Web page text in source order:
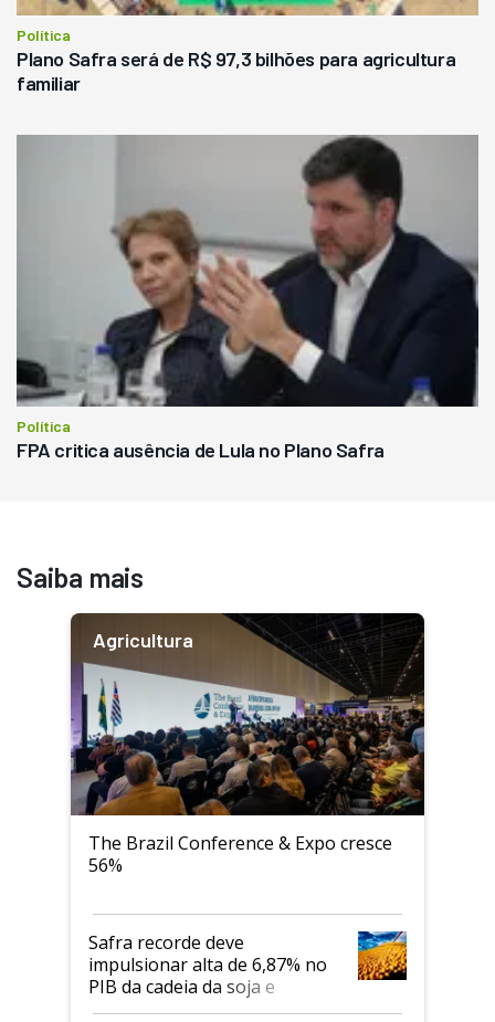
Política
Plano Safra será de R$ 97,3 bilhões para agricultura
familiar
Política
FPA critica ausência de Lula no Plano Safra
Saiba mais
Agricultura
The Brazil Conference & Expo cresce
56%
Safra recorde deve
impulsionar alta de 6,87% no
PIB da cadeia da soja e
biodiesel em 2026